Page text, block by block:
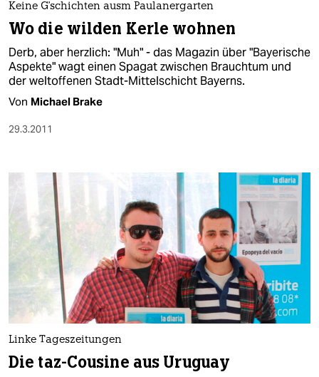
berlin
wahrheit
verlag
verlag
fragen & hilfe
unterstützen
abo
genossenschaft
Keine G'schichten ausm Paulanergarten
Wo die wilden Kerle wohnen
Derb, aber herzlich: "Muh" - das Magazin über "Bayerische
Aspekte" wagt einen Spagat zwischen Brauchtum und
der weltoffenen Stadt-Mittelschicht Bayerns.
Von Michael Brake
29.3.2011
Linke Tageszeitungen
Die taz-Cousine aus Uruguay